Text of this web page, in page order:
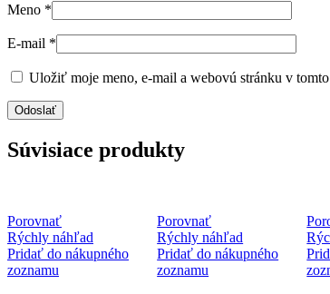
Meno *
E-mail *
Uložiť moje meno, e-mail a webovú stránku v
Súvisiace produkty
Porovnať
Rýchly náhľad
Pridať do nákupného
zoznamu
Porovnať
Rýchly náhľad
Pridať do nákupného
zoznamu